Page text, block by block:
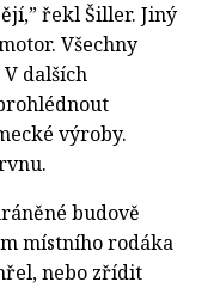
řekl Šiller. Jiný
Všechny
dalších
výroby.
budově
místního rodáka
nebo zřídit